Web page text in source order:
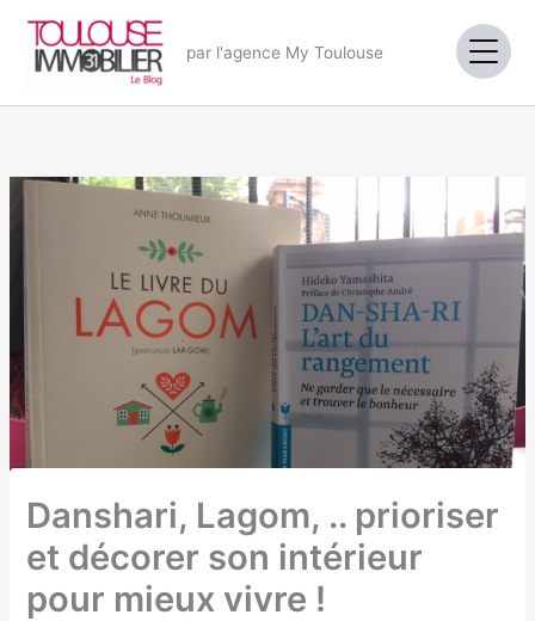
contenu
par l'agence My Toulouse
Danshari, Lagom, .. prioriser
et décorer son intérieur
pour mieux vivre !